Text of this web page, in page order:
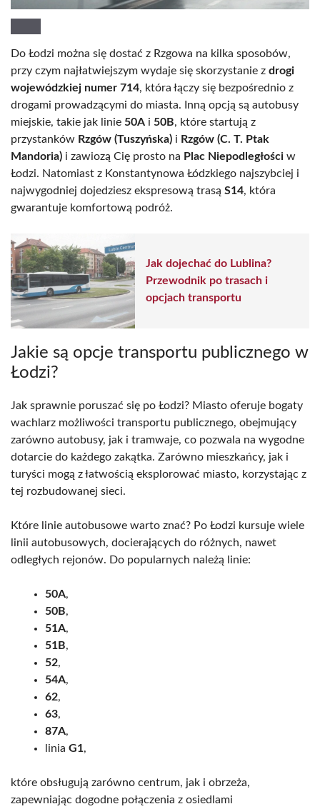
Do Łodzi można się dostać z Rzgowa na kilka sposobów,
przy czym najłatwiejszym wydaje się skorzystanie z drogi
wojewódzkiej numer 714, która łączy się bezpośrednio z
drogami prowadzącymi do miasta. Inną opcją są autobusy
miejskie, takie jak linie 50A i 50B, które startują z
przystanków Rzgów (Tuszyńska) i Rzgów (C. T. Ptak
Mandoria) i zawiozą Cię prosto na Plac Niepodległości w
Łodzi. Natomiast z Konstantynowa Łódzkiego najszybciej i
najwygodniej dojedziesz ekspresową trasą S14, która
gwarantuje komfortową podróż.
Jak dojechać do Lublina?
Przewodnik po trasach i
opcjach transportu
Jakie są opcje transportu publicznego w
Łodzi?
Jak sprawnie poruszać się po Łodzi? Miasto oferuje bogaty
wachlarz możliwości transportu publicznego, obejmujący
zarówno autobusy, jak i tramwaje, co pozwala na wygodne
dotarcie do każdego zakątka. Zarówno mieszkańcy, jak i
turyści mogą z łatwością eksplorować miasto, korzystając z
tej rozbudowanej sieci.
Które linie autobusowe warto znać? Po Łodzi kursuje wiele
linii autobusowych, docierających do różnych, nawet
odległych rejonów. Do popularnych należą linie:
50A,
50B,
51A,
51B,
52,
54A,
62,
63,
87A,
linia G1,
które obsługują zarówno centrum, jak i obrzeża,
zapewniając dogodne połączenia z osiedlami